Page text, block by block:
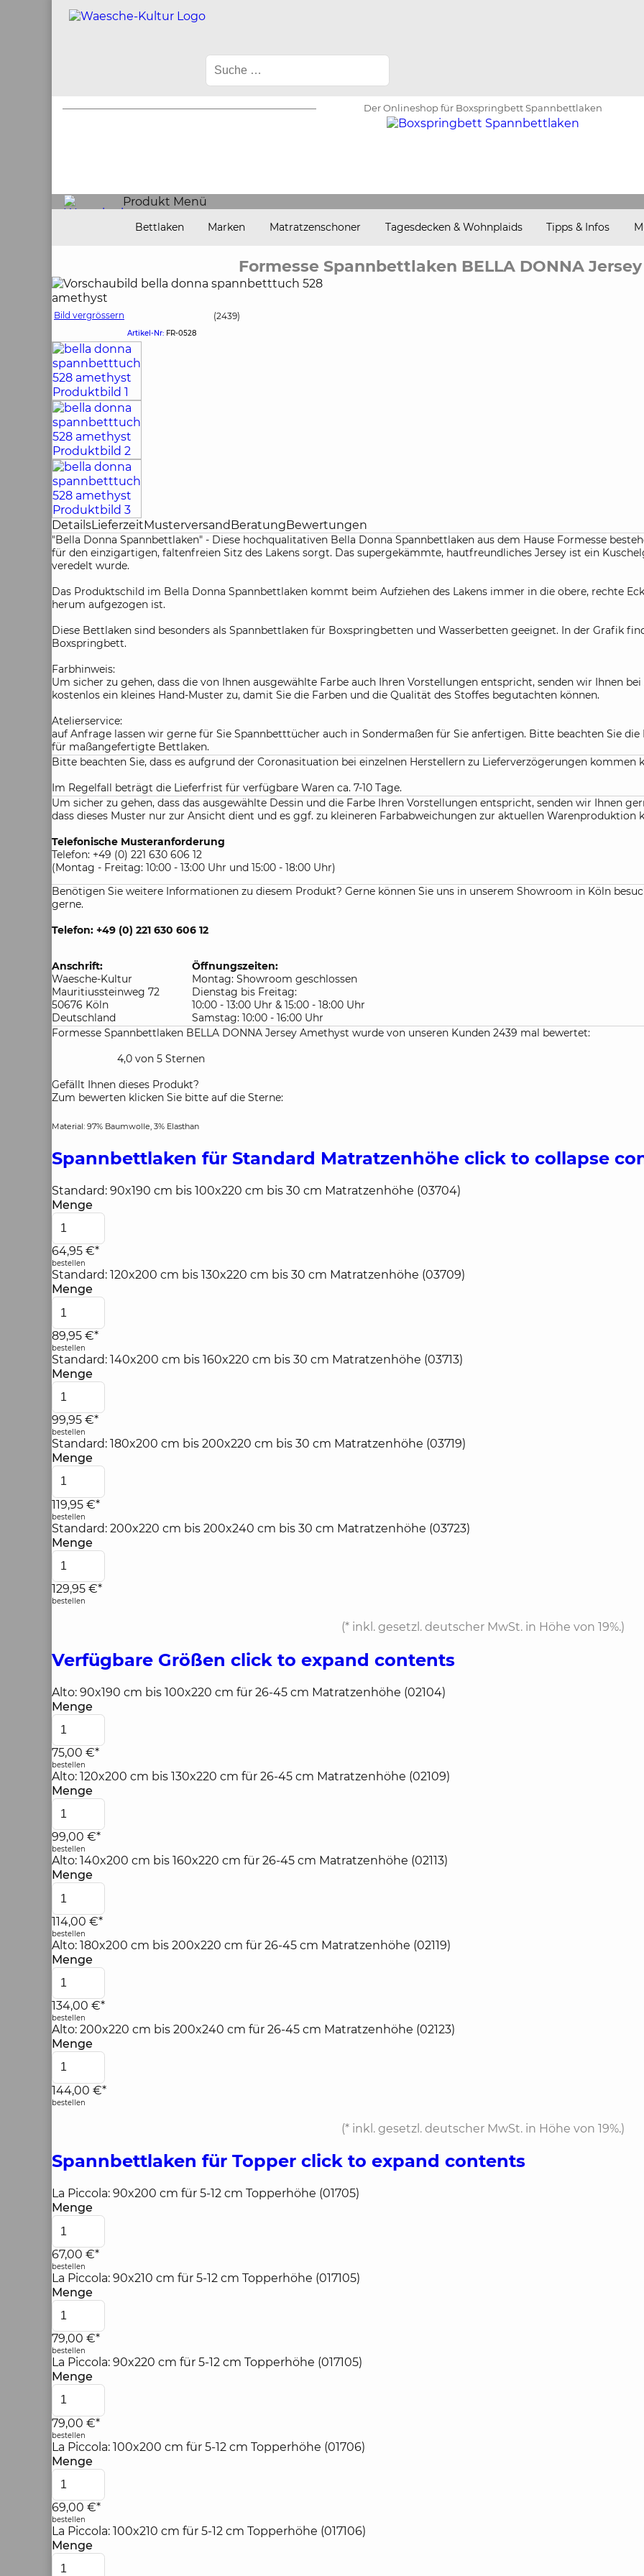
Der Onlineshop für Boxspringbett Spannbettlaken
Produkt Menü
Bettlaken Marken Matratzenschoner Tagesdecken & Wohnplaids Tipps & Infos
Formesse Spannbettlaken BELLA DONNA
Bild vergrössern (2439)
Artikel-Nr: FR-0528
DetailsLieferzeit Musterversand Beratung Bewertungen
"Bella Donna Spannbettlaken" - Diese hochqualitativen Bella Donna Spannbettlaken aus dem Hause Formesse
für den einzigartigen, faltenfreien Sitz des Lakens sorgt. Das supergekämmte, hautfreundliches Jersey ist ein
veredelt wurde.
Das Produktschild im Bella Donna Spannbettlaken kommt beim Aufziehen des Lakens immer in die obere, rechte
herum aufgezogen ist.
Diese Bettlaken sind besonders als Spannbettlaken für Boxspringbetten und Wasserbetten geeignet. In der Grafik
Boxspringbett.
Farbhinweis:
Um sicher zu gehen, dass die von Ihnen ausgewählte Farbe auch Ihren Vorstellungen entspricht, senden wir Ihnen
kostenlos ein kleines Hand-Muster zu, damit Sie die Farben und die Qualität des Stoffes begutachten können.
Atelierservice:
auf Anfrage lassen wir gerne für Sie Spannbetttücher auch in Sondermaßen für Sie anfertigen. Bitte beachten Sie
für maßangefertigte Bettlaken.
Bitte beachten Sie, dass es aufgrund der Coronasituation bei einzelnen Herstellern zu Lieferverzögerungen kommen
Im Regelfall beträgt die Lieferfrist für verfügbare Waren ca. 7-10 Tage.
Um sicher zu gehen, dass das ausgewählte Dessin und die Farbe Ihren Vorstellungen entspricht, senden wir Ihnen
dass dieses Muster nur zur Ansicht dient und es ggf. zu kleineren Farbabweichungen zur aktuellen Warenproduktion
Telefonische Musteranforderung
Telefon: +49 (0) 221 630 606 12
(Montag - Freitag: 10:00 - 13:00 Uhr und 15:00 - 18:00 Uhr)
Benötigen Sie weitere Informationen zu diesem Produkt? Gerne können Sie uns in unserem Showroom in Köln
gerne.
Telefon: +49 (0) 221 630 606 12
Anschrift:
Waesche-Kultur
Mauritiussteinweg 72
50676 Köln
Deutschland
Öffnungszeiten:
Montag: Showroom geschlossen
Dienstag bis Freitag:
10:00 - 13:00 Uhr & 15:00 - 18:00 Uhr
Samstag: 10:00 - 16:00 Uhr
Formesse Spannbettlaken BELLA DONNA Jersey Amethyst wurde von unseren Kunden 2439 mal bewertet:
4,0 von 5 Sternen
Gefällt Ihnen dieses Produkt?
Zum bewerten klicken Sie bitte auf die Sterne:
Material: 97% Baumwolle, 3% Elasthan
Spannbettlaken für Standard Matratzenhöhe click to collapse
Standard: 90x190 cm bis 100x220 cm bis 30 cm Matratzenhöhe (03704)
Menge
64,95 €*
bestellen
Standard: 120x200 cm bis 130x220 cm bis 30 cm Matratzenhöhe (03709)
Menge
89,95 €*
bestellen
Standard: 140x200 cm bis 160x220 cm bis 30 cm Matratzenhöhe (03713)
Menge
99,95 €*
bestellen
Standard: 180x200 cm bis 200x220 cm bis 30 cm Matratzenhöhe (03719)
Menge
119,95 €*
bestellen
Standard: 200x220 cm bis 200x240 cm bis 30 cm Matratzenhöhe (03723)
Menge
129,95 €*
bestellen
(* inkl. gesetzl. deutscher MwSt. in Höhe von 19%.)
Verfügbare Größen click to expand contents
Alto: 90x190 cm bis 100x220 cm für 26-45 cm Matratzenhöhe (02104)
Menge
75,00 €*
bestellen
Alto: 120x200 cm bis 130x220 cm für 26-45 cm Matratzenhöhe (02109)
Menge
99,00 €*
bestellen
Alto: 140x200 cm bis 160x220 cm für 26-45 cm Matratzenhöhe (02113)
Menge
114,00 €*
bestellen
Alto: 180x200 cm bis 200x220 cm für 26-45 cm Matratzenhöhe (02119)
Menge
134,00 €*
bestellen
Alto: 200x220 cm bis 200x240 cm für 26-45 cm Matratzenhöhe (02123)
Menge
144,00 €*
bestellen
(* inkl. gesetzl. deutscher MwSt. in Höhe von 19%.)
Spannbettlaken für Topper click to expand contents
La Piccola: 90x200 cm für 5-12 cm Topperhöhe (01705)
Menge
67,00 €*
bestellen
La Piccola: 90x210 cm für 5-12 cm Topperhöhe (017105)
Menge
79,00 €*
bestellen
La Piccola: 90x220 cm für 5-12 cm Topperhöhe (017105)
Menge
79,00 €*
bestellen
La Piccola: 100x200 cm für 5-12 cm Topperhöhe (01706)
Menge
69,00 €*
bestellen
La Piccola: 100x210 cm für 5-12 cm Topperhöhe (017106)
Menge